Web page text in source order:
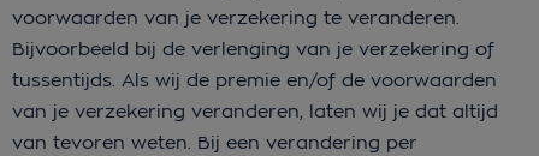
voorwaarden van je verzekering te veranderen.
Bijvoorbeeld bij de verlenging van je verzekering of
tussentijds. Als wij de premie en/of de voorwaarden
van je verzekering veranderen, laten wij je dat altijd
van tevoren weten. Bij een verandering per